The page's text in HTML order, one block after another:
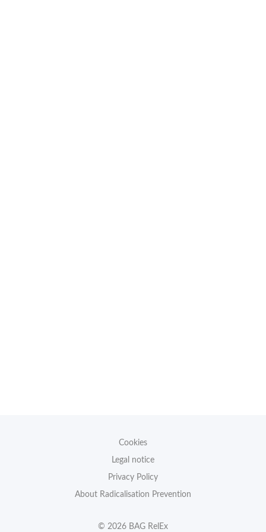
Cookies
Legal notice
Privacy Policy
About Radicalisation Prevention
© 2026 BAG RelEx